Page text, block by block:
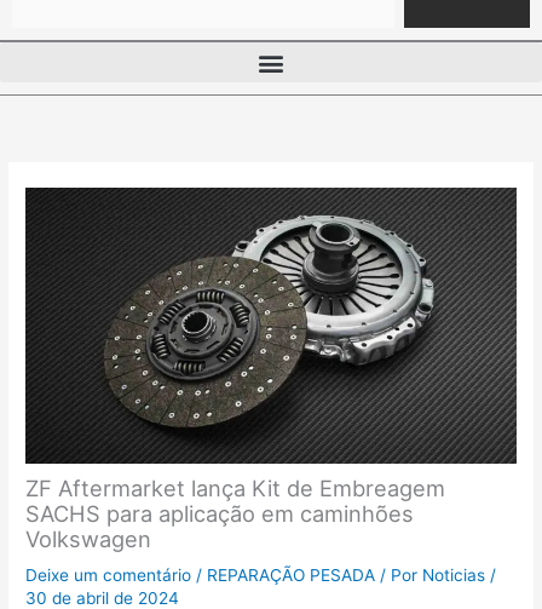
ZF Aftermarket lança Kit de Embreagem
SACHS para aplicação em caminhões
Volkswagen
Deixe um comentário / REPARAÇÃO PESADA / Por Noticias /
30 de abril de 2024